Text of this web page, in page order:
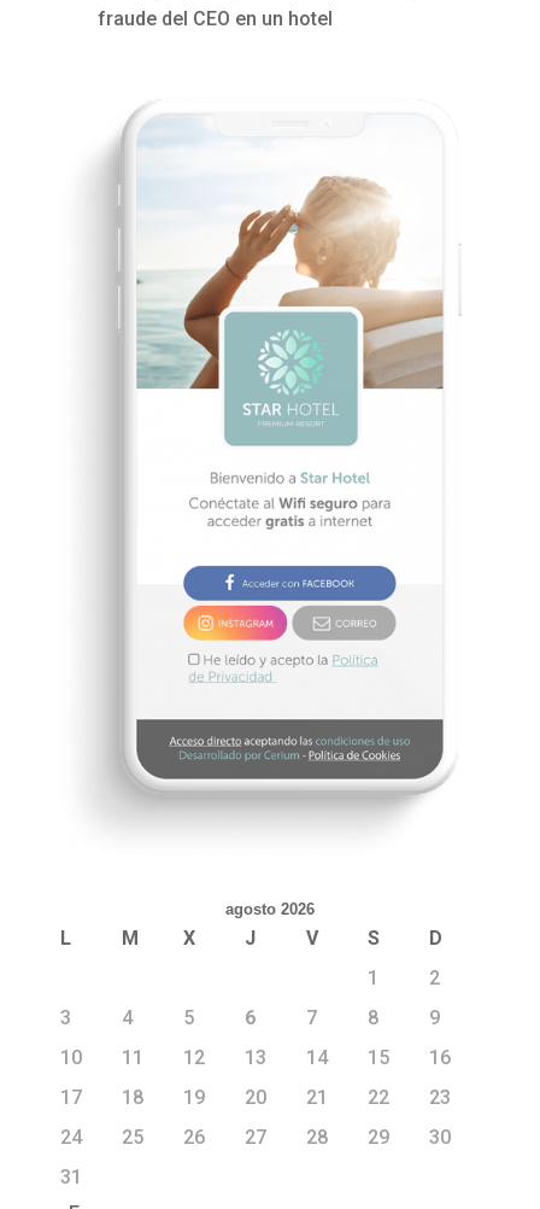
fraude del CEO en un hotel
agosto 2026
L M X J V S
D
1
2
3
4 5 6 7 8
9
10
11 12 13 14 15
16
17
18 19 20 21 22
23
24
25 26 27 28 29
30
31